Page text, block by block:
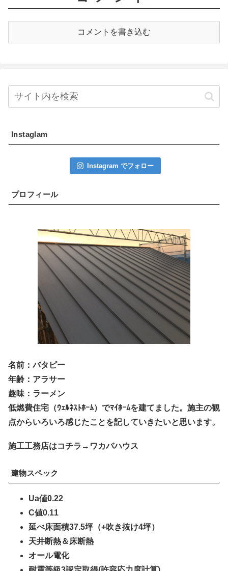
コメントを書き込む
Instaglam
Instagram でフォロー
プロフィール
名前：バタピー
年齢：アラサー
趣味：ラーメン
低燃費住宅（ｳｪﾙﾈｽﾄﾎｰﾑ）でﾏｲﾎｰﾑを建てました。施主の観
点からいろいろ感じたことを記していきたいと思います。
施工工務店はコチラ→ワカバハウス
建物スペック
Ua値0.22
C値0.11
延べ床面積37.5坪（+吹き抜け4坪）
天井断熱＆床断熱
オール電化